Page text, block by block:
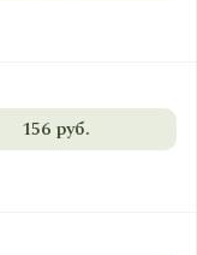
156 руб.